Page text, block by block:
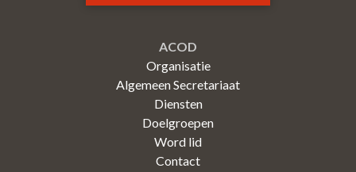
ACOD
Organisatie
Algemeen Secretariaat
Diensten
Doelgroepen
Word lid
Contact